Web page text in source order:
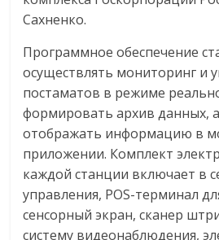
Сахненко.
Программное обеспечение
осуществлять мониторинг и
постаматов в режиме
формировать архив данных,
отображать информацию в
приложении. Комплект
каждой станции включает в
управления, POS-терминал
сенсорный экран, сканер
систему видеонаблюдения,